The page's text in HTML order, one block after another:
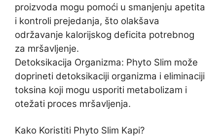
proizvoda mogu pomoći u smanjenju apetita
i kontroli prejedanja, što olakšava
održavanje kalorijskog deficita potrebnog
za mršavljenje.
Detoksikacija Organizma: Phyto Slim može
doprineti detoksikaciji organizma i eliminaciji
toksina koji mogu usporiti metabolizam i
otežati proces mršavljenja.
Kako Koristiti Phyto Slim Kapi?